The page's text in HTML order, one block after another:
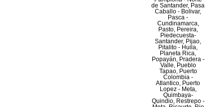
de Santander, Pasa
Caballo - Bolivar,
Pasca -
Cundinamarca,
Pasto, Pereira,
Piedecuesta-
Santander, Pijao,
Pitalito - Huila,
Planeta Rica,
Popayán, Pradera -
Valle, Pueblo
Tapao, Puerto
Colombia -
Atlantico, Puerto
Lopez - Meta,
Quimbaya-
Quindio, Restrepo -